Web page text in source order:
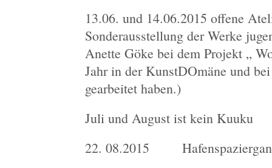
13.06. und 14.06.2015 offene
Sonderausstellung der Werke
Anette Göke bei dem Projekt „
Jahr in der KunstDOmäne und
gearbeitet haben.)
Juli und August ist kein Kuuku
22. 08.2015